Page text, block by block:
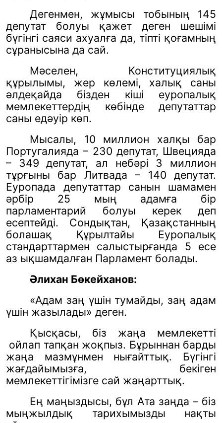
Дегенмен, жұмысы тобының 145
депутат болуы қажет деген шешімі
бүгінгі саяси ахуалға да, тіпті қоғамның
сұранысына да сай.
Мәселен, Конституциялық
құрылымы, жер көлемі, халық саны
әлдеқайда бізден кіші еуропалық
мемлекеттердің көбінде депутаттар
саны едәуір көп.
Мысалы, 10 миллион халқы бар
Португалияда – 230 депутат, Швецияда
– 349 депутат, ал небәрі 3 миллион
тұрғыны бар Литвада – 140 депутат.
Еуропада депутаттар санын шамамен
әрбір 25 мың адамға бір
парламентарий болуы керек деп
есептейді. Сондықтан, Қазақстанның
болашақ Құрылтайы Еуропалық
стандарттармен салыстырғанда 5 есе
аз ықшамдалған Парламент болады.
Әлихан Бөкейханов:
«Адам заң үшін тумайды, заң адам
үшін жазылады» деген.
Қысқасы, біз жаңа мемлекетті
ойлап тапқан жоқпыз. Бұрыннан барды
жаңа мазмұнмен нығайттық. Бүгінгі
жағдайымызға, бекіген
мемлекеттігімізге сай жаңарттық.
Ең маңыздысы, бұл Ата заңда – біз
мыңжылдық тарихымызды нақты